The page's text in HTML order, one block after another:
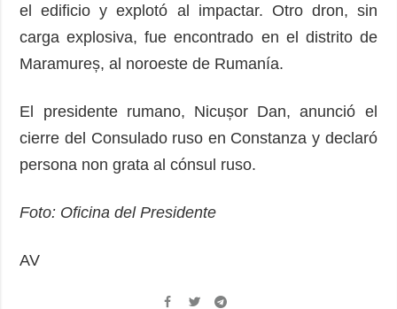
el edificio y explotó al impactar. Otro dron, sin
carga explosiva, fue encontrado en el distrito de
Maramureș, al noroeste de Rumanía.
El presidente rumano, Nicușor Dan, anunció el
cierre del Consulado ruso en Constanza y declaró
persona non grata al cónsul ruso.
Foto: Oficina del Presidente
AV